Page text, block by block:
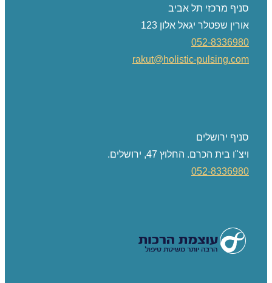
סניף מרכזי תל אביב
אורין שפטלר יגאל אלון 123
052-8336980
rakut@holistic-pulsing.com
סניף ירושלים
ויצ"ו בית הכרם. החלוץ 47, ירושלים.
052-8336980